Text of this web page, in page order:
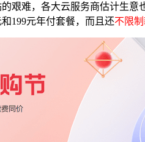
艰难，各大云服务商估计生
199元年付套餐，而且还不限